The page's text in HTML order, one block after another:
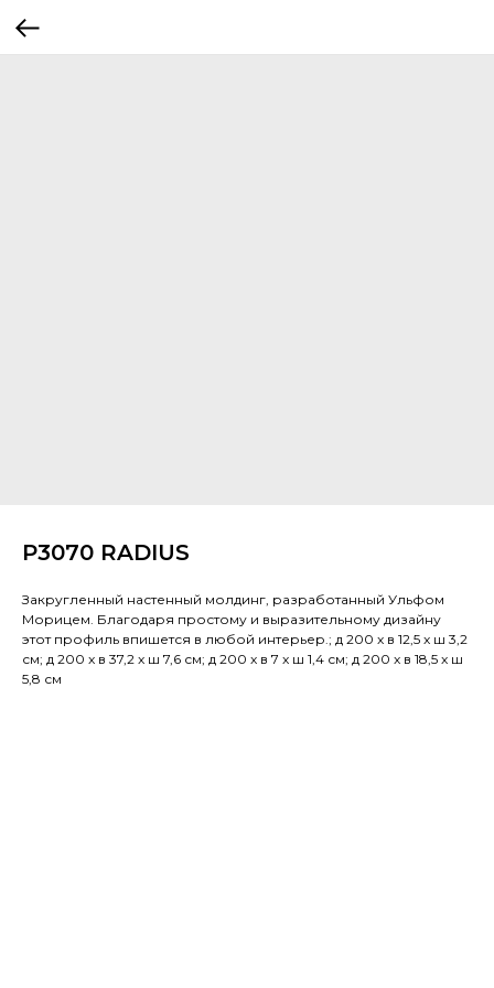
P3070 RADIUS
Закругленный настенный молдинг, разработанный Ульфом
Морицем. Благодаря простому и выразительному дизайну
этот профиль впишется в любой интерьер.; д 200 x в 12,5 x ш 3,2
см; д 200 x в 37,2 x ш 7,6 см; д 200 x в 7 x ш 1,4 см; д 200 x в 18,5 x ш
5,8 см